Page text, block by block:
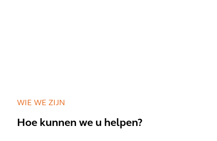
WIE WE ZIJN
Hoe kunnen we u helpen?